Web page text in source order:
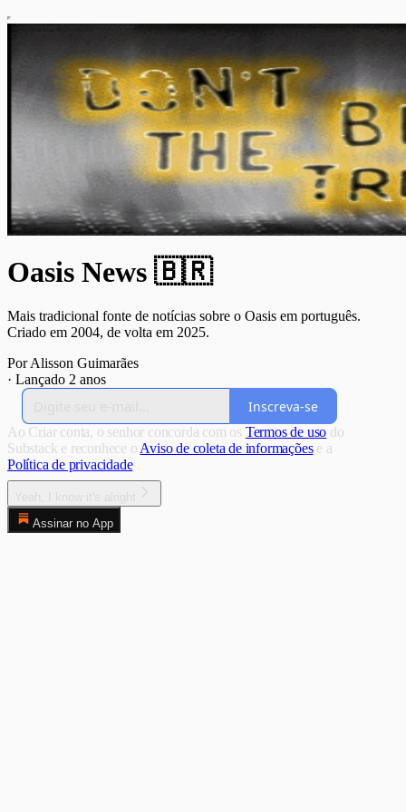
Oasis News 🇧🇷
Mais tradicional fonte de notícias sobre o Oasis em português.
Criado em 2004, de volta em 2025.
Por Alisson Guimarães
· Lançado 2 anos
Inscreva-se
Ao Criar conta, o senhor concorda com os Termos de uso do
Substack e reconhece o Aviso de coleta de informaçõese a
Política de privacidade
Assinar no App